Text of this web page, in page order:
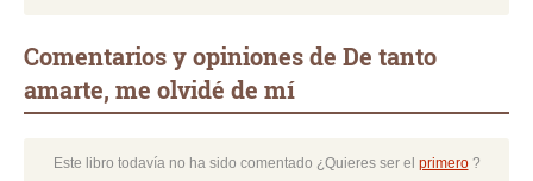
Comentarios y opiniones de De tanto
amarte, me olvidé de mí
Este libro todavía no ha sido comentado ¿Quieres ser el primero?